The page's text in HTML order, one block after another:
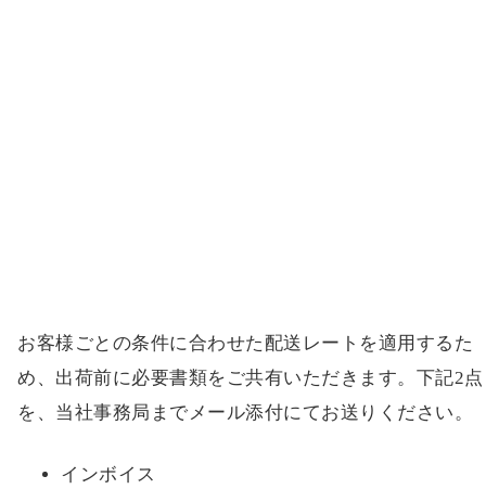
お客様ごとの条件に合わせた配送レートを適用するた
め、出荷前に必要書類をご共有いただきます。下記2点
を、当社事務局までメール添付にてお送りください。
インボイス